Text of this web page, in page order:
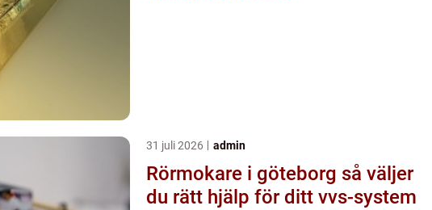
31 juli 2026 admin
Rörmokare i göteborg så väljer
du rätt hjälp för ditt vvs-system